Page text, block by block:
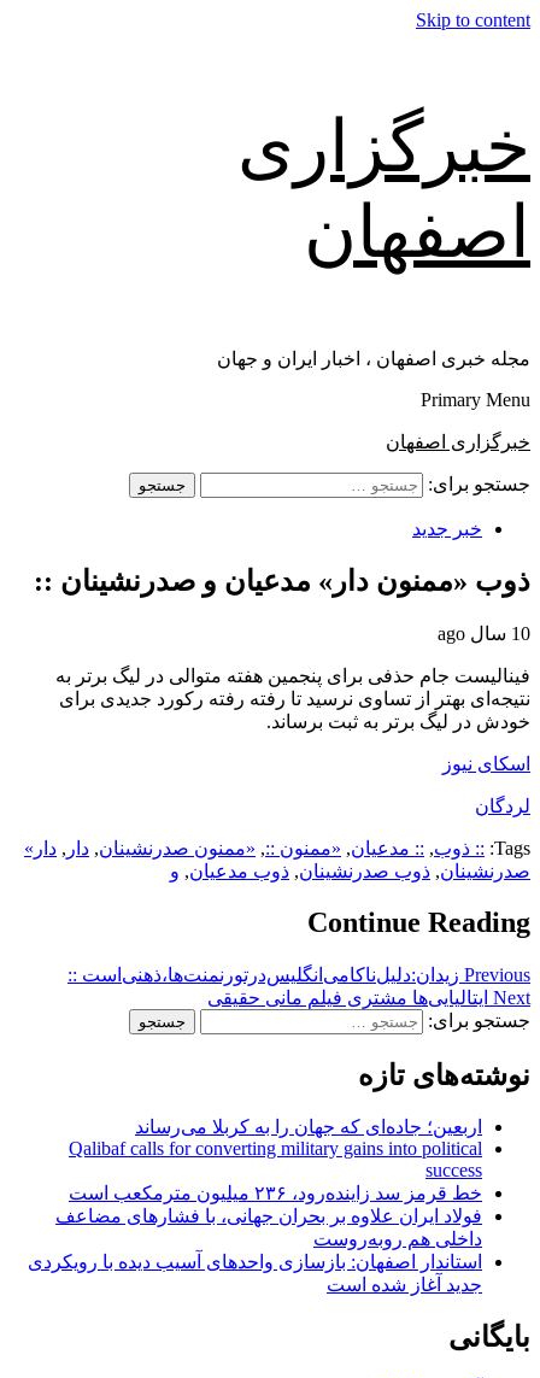
Skip to content
خبرگزاری
اصفهان
مجله خبری اصفهان ، اخبار ایران و جهان
Primary Menu
خبرگزاری اصفهان
جستجو برای:
خبر جدید
ذوب «ممنون دار» مدعیان و صدرنشینان ::
10 سال ago
فینالیست جام حذفی برای پنجمین هفته متوالی در لیگ برتر به
نتیجه‌ای بهتر از تساوی نرسید تا رفته رفته رکورد جدیدی برای
خودش در لیگ برتر به ثبت برساند.
اسکای نیوز
لردگان
Tags: :: ذوب, :: مدعیان, «ممنون ::, «ممنون صدرنشینان, دار , دار»
صدرنشینان, ذوب صدرنشینان, ذوب مدعیان, و
Continue Reading
Previous زیدان:دلیل‌ناکامی‌انگلیس‌درتورنمنت‌ها،ذهنی‌است ::
Next ایتالیایی‌ها مشتری فیلم مانی حقیقی
جستجو برای:
نوشته‌های تازه
اربعین؛ جاده‌ای که جهان را به کربلا می‌رساند
Qalibaf calls for converting military gains into political
success
خط قرمز سد زاینده‌رود، ۲۳۶ میلیون مترمکعب است
فولاد ایران علاوه بر بحران جهانی، با فشارهای مضاعف
داخلی هم روبه‌روست
استاندار اصفهان: بازسازی واحدهای آسیب دیده با رویکردی
جدید آغاز شده است
بایگانی